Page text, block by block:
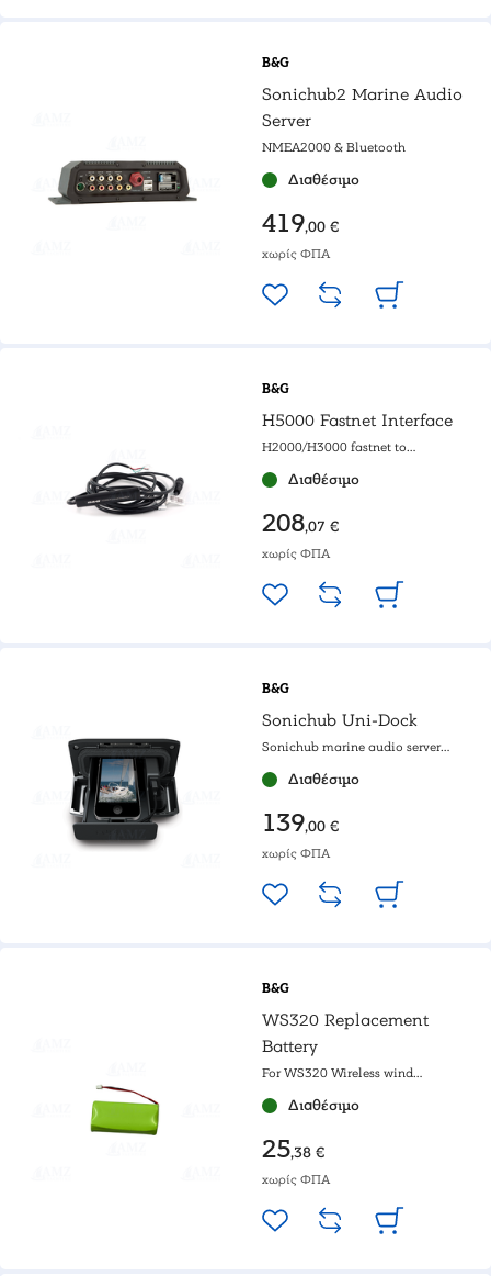
B&G
Sonichub2 Marine Audio
Server
NMEA2000 & Bluetooth
Διαθέσιμο
419,00 €
χωρίς ΦΠΑ
B&G
H5000 Fastnet Interface
H2000/H3000 fastnet to
Διαθέσιμο
208,07 €
χωρίς ΦΠΑ
B&G
Sonichub Uni-Dock
Sonichub marine audio server
Διαθέσιμο
139,00 €
χωρίς ΦΠΑ
B&G
WS320 Replacement
Battery
For WS320 Wireless wind
Διαθέσιμο
25,38 €
χωρίς ΦΠΑ